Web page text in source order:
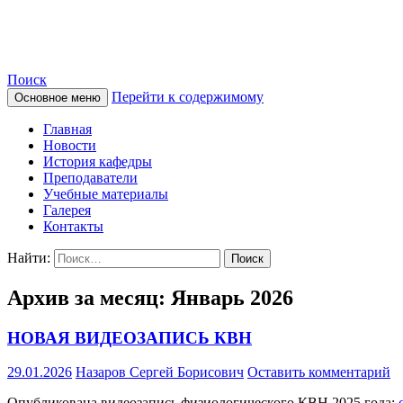
Поиск
Основное меню Перейти к содержимому
Главная
Новости
История кафедры
Преподаватели
Учебные материалы
Галерея
Контакты
Найти:
Архив за месяц: Январь 2026
НОВАЯ ВИДЕОЗАПИСЬ КВН
29.01.2026 Назаров Сергей Борисович Оставить комментарий